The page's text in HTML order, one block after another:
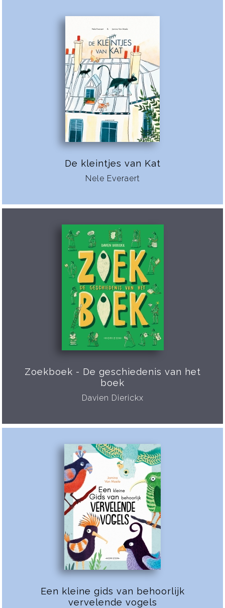
De kleintjes van Kat
Nele Everaert
Zoekboek - De geschiedenis van het
boek
Davien Dierickx
Een kleine gids van behoorlijk
vervelende vogels